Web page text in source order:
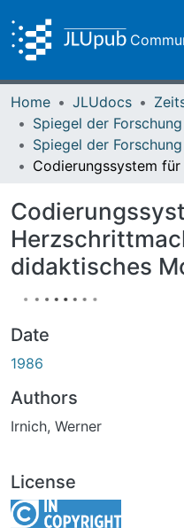
Home JLUdocs
didaktisches
Date
1986
Authors
Irnich, Werner
License